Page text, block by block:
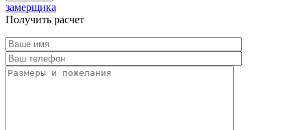
замерщика
Получить расчет